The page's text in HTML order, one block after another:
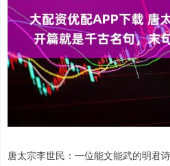
唐太宗李世民：一位能文能武的明君